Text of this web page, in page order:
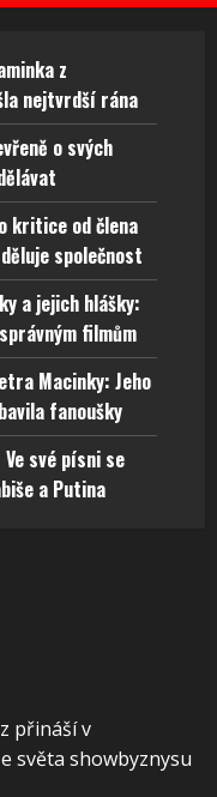
z
nejtvrdší rána
o svých
kritice od člena
společnost
a jejich hlášky:
filmům
Macinky: Jeho
fanoušky
své písni se
a Putina
přináší v
světa showbyznysu